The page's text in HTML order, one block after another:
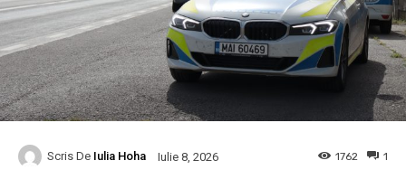
Scris De Iulia Hoha Iulie 8, 2026 1
1762